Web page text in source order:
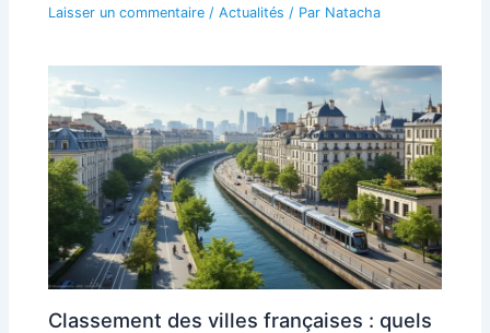
Laisser un commentaire /Actualités / Par Natacha
Classement des villes françaises : quels